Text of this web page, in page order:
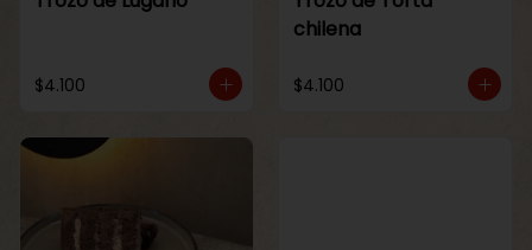
$4.100
chilena
$4.100